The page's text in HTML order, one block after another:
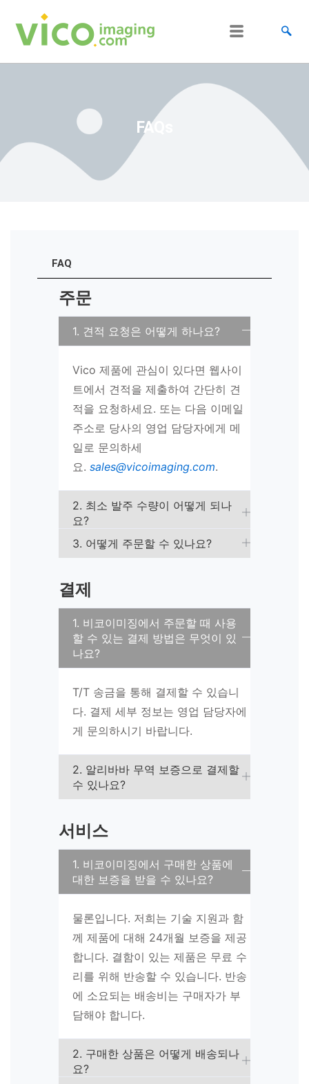
FAQs
FAQ
주문
1. 견적 요청은 어떻게 하나요?
Vico 제품에 관심이 있다면 웹사이
트에서 견적을 제출하여 간단히 견
적을 요청하세요. 또는 다음 이메일
주소로 당사의 영업 담당자에게 메
일로 문의하세
요. sales@vicoimaging.com.
2. 최소 발주 수량이 어떻게 되나
요?
3. 어떻게 주문할 수 있나요?
결제
1. 비코이미징에서 주문할 때 사용
할 수 있는 결제 방법은 무엇이 있
나요?
T/T 송금을 통해 결제할 수 있습니
다. 결제 세부 정보는 영업 담당자에
게 문의하시기 바랍니다.
2. 알리바바 무역 보증으로 결제할
수 있나요?
서비스
1. 비코이미징에서 구매한 상품에
대한 보증을 받을 수 있나요?
물론입니다. 저희는 기술 지원과 함
께 제품에 대해 24개월 보증을 제공
합니다. 결함이 있는 제품은 무료 수
리를 위해 반송할 수 있습니다. 반송
에 소요되는 배송비는 구매자가 부
담해야 합니다.
2. 구매한 상품은 어떻게 배송되나
요?